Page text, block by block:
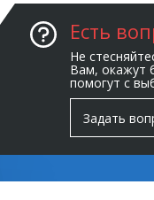
Есть
Не
Вам, окажут
помогут с
Задать